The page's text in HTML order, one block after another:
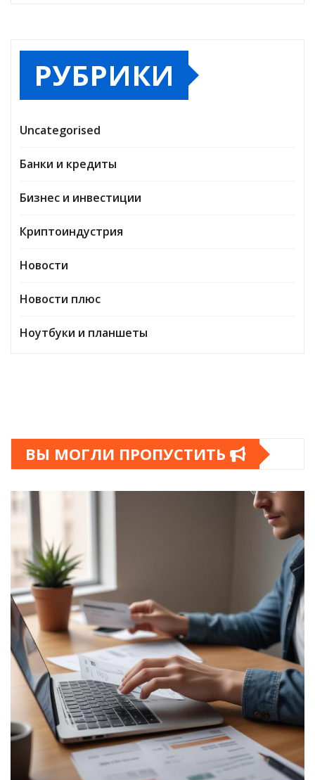
РУБРИКИ
Uncategorised
Банки и кредиты
Бизнес и инвестиции
Криптоиндустрия
Новости
Новости плюс
Ноутбуки и планшеты
ВЫ МОГЛИ ПРОПУСТИТЬ